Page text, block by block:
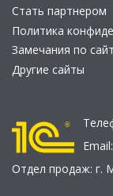
Стать партнером
Политика
Замечания по
Другие сайты
Email:
Отдел продаж: г.